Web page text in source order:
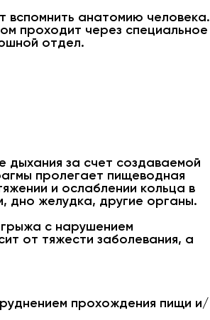
вспомнить анатомию человека.
проходит через специальное
отдел.
за счет создаваемой
пролегает пищеводная
и ослаблении кольца в
дно желудка, другие органы.
с нарушением
от тяжести заболевания, а
прохождения пищи и/